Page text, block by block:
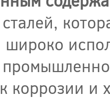
коррозии